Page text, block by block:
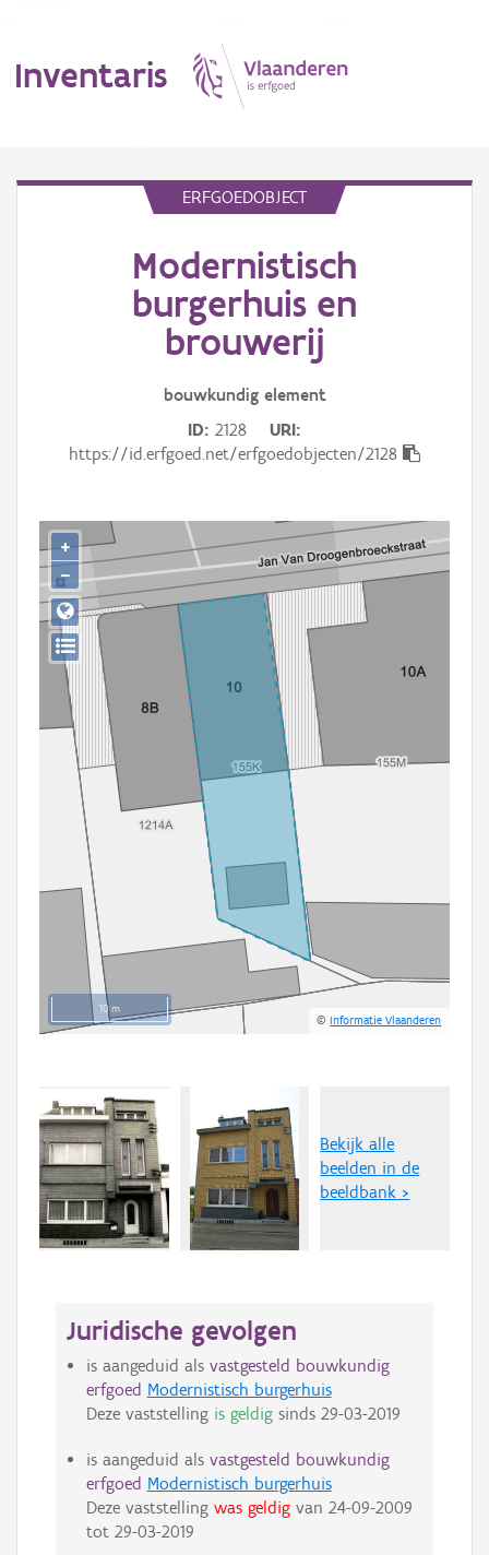
Inventaris
Aanduidingsobject
Gebeurtenis
Downloads
Hergebruik
Aanmelden
ERFGOEDOBJECT
Modernistisch
burgerhuis en
brouwerij
bouwkundig element
ID 2128
URI
https://id.erfgoed.net/erfgoedobjecten/2128
10 m
©Informatie Vlaanderen
+
−
Bekijk alle
beelden in de
beeldbank >
Juridische gevolgen
is aangeduid als vastgesteld bouwkundig
erfgoed Modernistisch burgerhuis
Deze vaststelling is geldigsinds 29-03-2019
is aangeduid als vastgesteld bouwkundig
erfgoed Modernistisch burgerhuis
Deze vaststelling was geldigvan 24-09-2009
tot 29-03-2019